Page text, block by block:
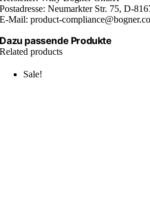
Postadresse: Neumarkter Str. 75, D-
E-Mail: product-
Dazu passende Produkte
Related products
Sale!